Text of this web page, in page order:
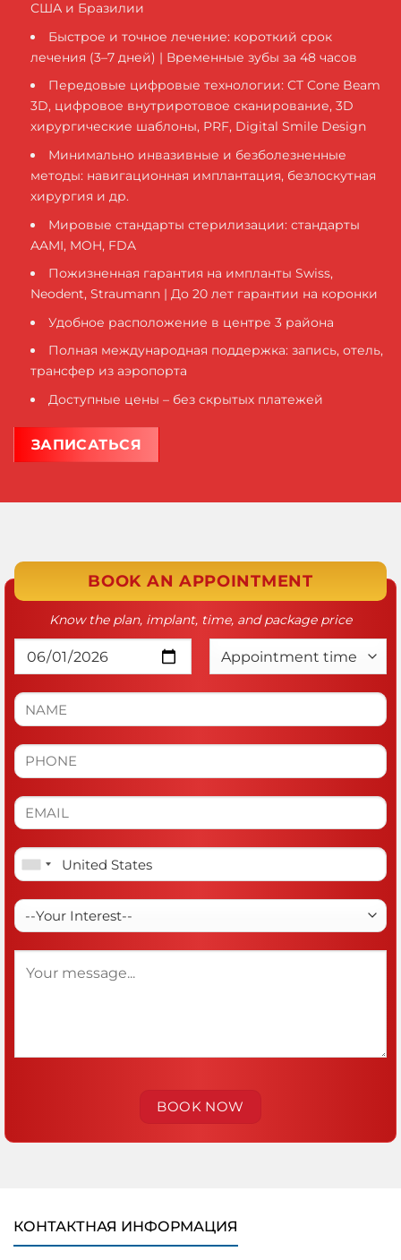
США и Бразилии
Быстрое и точное лечение: короткий срок
лечения (3–7 дней) | Временные зубы за 48 часов
Передовые цифровые технологии: CT Cone Beam
3D, цифровое внутриротовое сканирование, 3D
хирургические шаблоны, PRF, Digital Smile Design
Минимально инвазивные и безболезненные
методы: навигационная имплантация, безлоскутная
хирургия и др.
Мировые стандарты стерилизации: стандарты
AAMI, MOH, FDA
Пожизненная гарантия на импланты Swiss,
Neodent, Straumann | До 20 лет гарантии на коронки
Удобное расположение в центре 3 района
Полная международная поддержка: запись, отель,
трансфер из аэропорта
Доступные цены – без скрытых платежей
ЗАПИСАТЬСЯ
BOOK AN APPOINTMENT
Know the plan, implant, time, and package price
КОНТАКТНАЯ ИНФОРМАЦИЯ